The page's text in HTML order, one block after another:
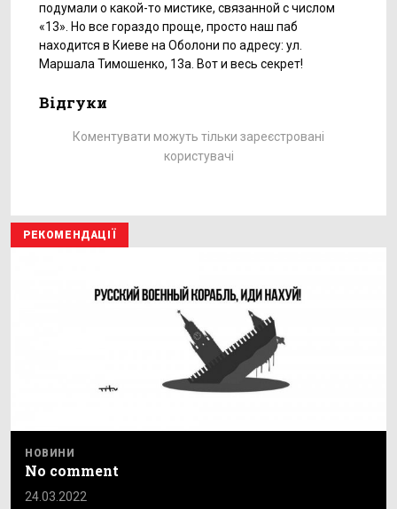
подумали о какой-то мистике, связанной с числом
«13». Но все гораздо проще, просто наш паб
находится в Киеве на Оболони по адресу: ул.
Маршала Тимошенко, 13а. Вот и весь секрет!
Відгуки
Коментувати можуть тільки зареєстровані
користувачі
РЕКОМЕНДАЦІЇ
НОВИНИ
No comment
24.03.2022